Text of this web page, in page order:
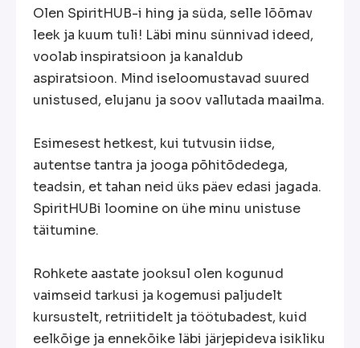
Olen SpiritHUB-i hing ja süda, selle lõõmav
leek ja kuum tuli! Läbi minu sünnivad ideed,
voolab inspiratsioon ja kanaldub
aspiratsioon. Mind iseloomustavad suured
unistused, elujanu ja soov vallutada maailma.
Esimesest hetkest, kui tutvusin iidse,
autentse tantra ja jooga põhitõdedega,
teadsin, et tahan neid üks päev edasi jagada.
SpiritHUBi loomine on ühe minu unistuse
täitumine.
Rohkete aastate jooksul olen kogunud
vaimseid tarkusi ja kogemusi paljudelt
kursustelt, retriitidelt ja töötubadest, kuid
eelkõige ja ennekõike läbi järjepideva isikliku